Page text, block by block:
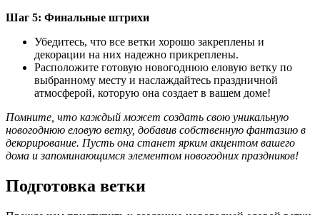
Шаг 5: Финальные штрихи
Убедитесь, что все ветки хорошо закреплены и
декорации на них надежно прикреплены.
Расположите готовую новогоднюю еловую ветку по
выбранному месту и наслаждайтесь праздничной
атмосферой, которую она создает в вашем доме!
Помните, что каждый может создать свою уникальную
новогоднюю еловую ветку, добавив собственную фантазию в
декорирование. Пусть она станет ярким акцентом вашего
дома и запоминающимся элементом новогодних праздников!
Подготовка ветки